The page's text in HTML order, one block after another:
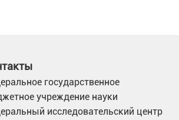
государственное
учреждение науки
исследовательский центр